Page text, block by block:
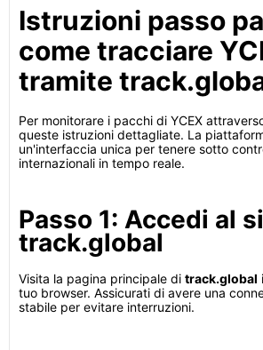
Istruzioni passo
come tracciare
tramite
Per monitorare i pacchi di YCEX
queste istruzioni dettagliate. La
un'interfaccia unica per tenere sotto
internazionali in tempo reale.
Passo 1: Accedi al
track.global
Visita la pagina principale di track.global
tuo browser. Assicurati di avere una
stabile per evitare interruzioni.